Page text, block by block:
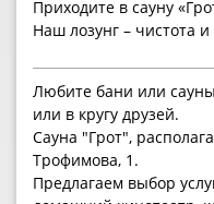
Приходите в сауну
Наш лозунг – чистота
Любите бани или
или в кругу друзей.
Сауна "Грот",
Трофимова, 1.
Предлагаем выбор